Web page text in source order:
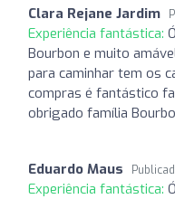
Clara Rejane Jardim
Experiência fantástica:
Bourbon e muito
para caminhar tem os
compras é fantástico
obrigado família
Eduardo Maus
Experiência fantástica: